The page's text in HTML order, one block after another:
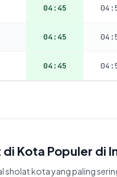
04:45
04:45
04:45
di Kota Populer di
sholat kota yang paling